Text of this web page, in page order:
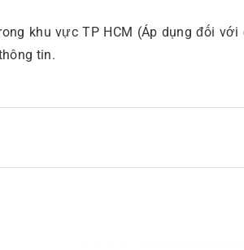
khu vực TP HCM (Áp dụng đối
tin.